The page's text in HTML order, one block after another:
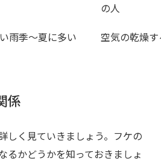
の人
雨季〜夏に多い 空気の乾燥
係
しく見ていきましょう。フケの
るかどうかを知っておきましょ